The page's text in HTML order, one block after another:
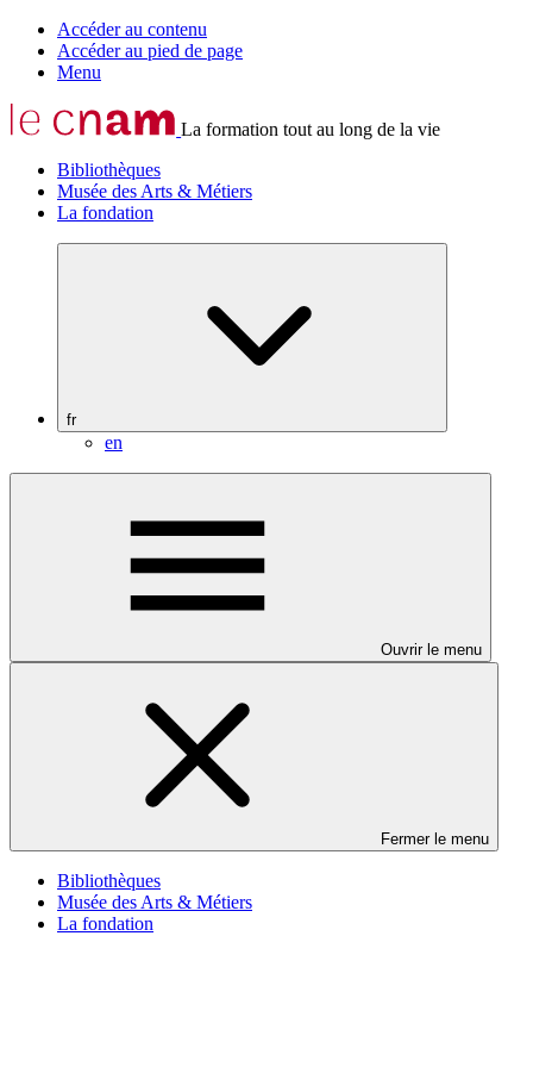
Accéder au contenu
Accéder au pied de page
Menu
La formation tout au long de la vie
Bibliothèques
Musée des Arts & Métiers
La fondation
fr
en
Ouvrir le menu
Fermer le menu
Bibliothèques
Musée des Arts & Métiers
La fondation